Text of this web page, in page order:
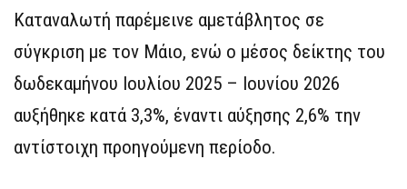
Καταναλωτή παρέμεινε αμετάβλητος σε
σύγκριση με τον Μάιο, ενώ ο μέσος δείκτης του
δωδεκαμήνου Ιουλίου 2025 – Ιουνίου 2026
αυξήθηκε κατά 3,3%, έναντι αύξησης 2,6% την
αντίστοιχη προηγούμενη περίοδο.